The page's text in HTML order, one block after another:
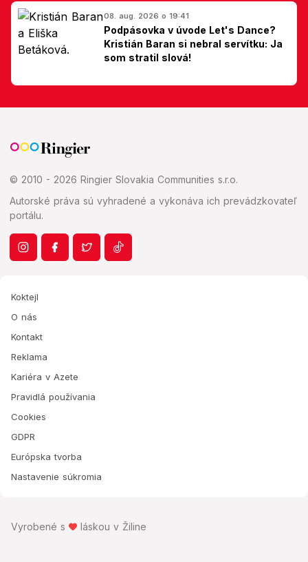
08. aug. 2026 o 19:41
Podpásovka v úvode Let's Dance?
Kristián Baran si nebral servítku: Ja
som stratil slová!
© 2010 - 2026 Ringier Slovakia Communities s.r.o.
Autorské práva sú vyhradené a vykonáva ich prevádzkovateľ
portálu.
Koktejl
O nás
Kontakt
Reklama
Kariéra v Azete
Pravidlá používania
Cookies
GDPR
Európska tvorba
Nastavenie súkromia
Vyrobené s láskou v Žiline